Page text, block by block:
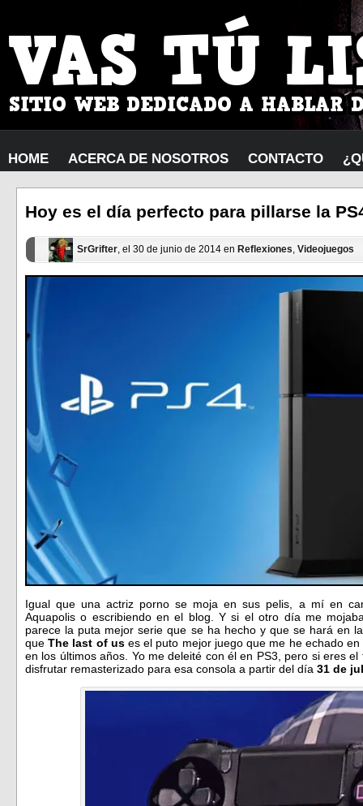
HOME ACERCA DE NOSOTROS CONTACTO
Hoy es el día perfecto para pillarse la
SrGrifter, el 30 de junio de 2014 en Reflexiones, Videojuegos
Igual que una actriz porno se moja en sus pelis, a mí en
Aquapolis o escribiendo en el blog. Y si el otro día me
parece la puta mejor serie que se ha hecho y que se hará en
queThe last of uses el puto mejor juego que me he echado
en los últimos años. Yo me deleité con él en PS3, pero si eres
disfrutar remasterizado para esa consola a partir del día 31 de